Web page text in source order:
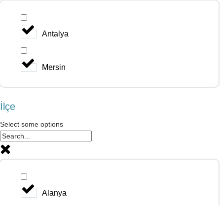
Antalya
Mersin
İlçe
Select some options
Alanya